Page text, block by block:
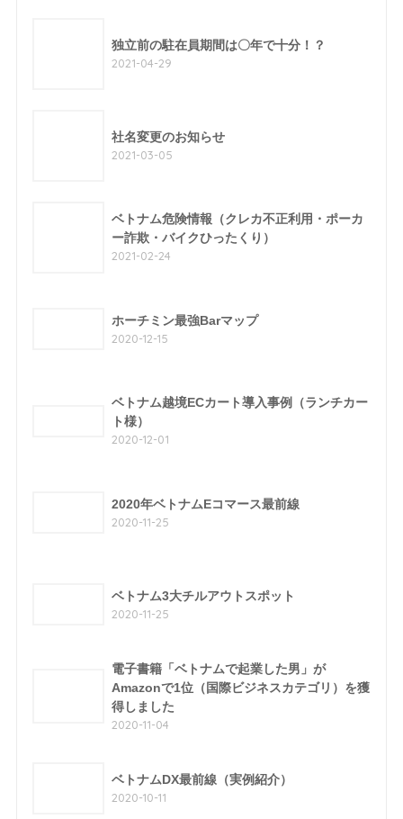
独立前の駐在員期間は〇年で十分！？
2021-04-29
社名変更のお知らせ
2021-03-05
ベトナム危険情報（クレカ不正利用・ポーカ
ー詐欺・バイクひったくり）
2021-02-24
ホーチミン最強Barマップ
2020-12-15
ベトナム越境ECカート導入事例（ランチカー
ト様）
2020-12-01
2020年ベトナムEコマース最前線
2020-11-25
ベトナム3大チルアウトスポット
2020-11-25
電子書籍「ベトナムで起業した男」が
Amazonで1位（国際ビジネスカテゴリ）を獲
得しました
2020-11-04
ベトナムDX最前線（実例紹介）
2020-10-11